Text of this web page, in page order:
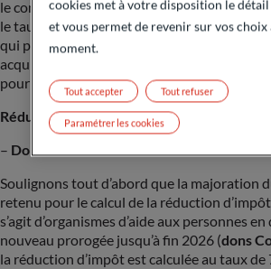
le contribuable soumis à imposition
le taux applicable. A compter du 1
qui prévaut actuellement va s’inverser afin
acquitte l’impôt associé à son revenu et
pourra appliquer un taux commun au foyer.
Réduction d’impôt :
– Dons aux associations :
Soulignons tout d’abord que la majoration
retenu pour le calcul de la réduction
s’agit d’organismes d’aide aux personnes
nouveau prorogée jusqu’à fin 2026 (dons
la réduction d’impôt est calculée au taux de
cookies met à votre disposition le
et vous permet de revenir sur vos choix
moment.
Tout refuser
Tout accepter
Paramétrer les cookies